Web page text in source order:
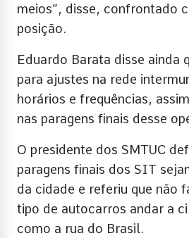
meios”, disse, confrontado
posição.
Eduardo Barata disse ainda
para ajustes na rede
horários e frequências,
nas paragens finais desse
O presidente dos SMTUC
paragens finais dos SIT
da cidade e referiu que não
tipo de autocarros andar a
como a rua do Brasil.